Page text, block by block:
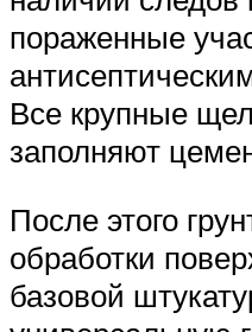
пораженные
Все крупные
заполняют
После этого
обработки
базовой